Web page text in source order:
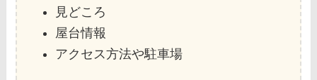
見どころ
屋台情報
アクセス方法や駐車場